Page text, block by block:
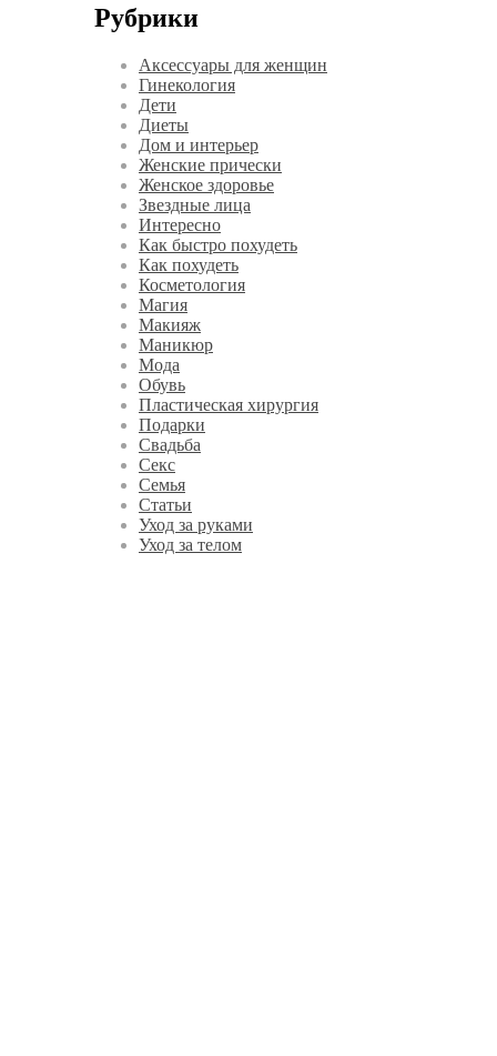
Рубрики
Аксессуары для женщин
Гинекология
Дети
Диеты
Дом и интерьер
Женские прически
Женское здоровье
Звездные лица
Интересно
Как быстро похудеть
Как похудеть
Косметология
Магия
Макияж
Маникюр
Мода
Обувь
Пластическая хирургия
Подарки
Свадьба
Секс
Семья
Статьи
Уход за руками
Уход за телом